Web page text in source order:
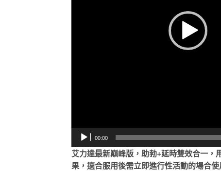
00:00
艾力達最新巔峰版，助勃+延時雙效合一
果，適合服用後需立即進行性活動的場合使